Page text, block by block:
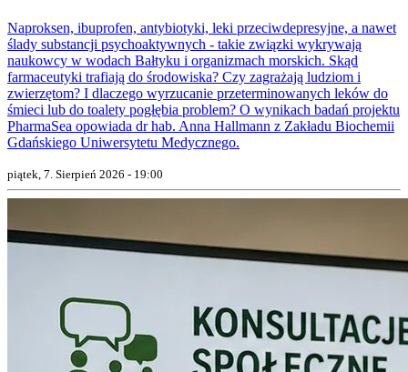
Naproksen, ibuprofen, antybiotyki, leki przeciwdepresyjne, a nawet
ślady substancji psychoaktywnych - takie związki wykrywają
naukowcy w wodach Bałtyku i organizmach morskich. Skąd
farmaceutyki trafiają do środowiska? Czy zagrażają ludziom i
zwierzętom? I dlaczego wyrzucanie przeterminowanych leków do
śmieci lub do toalety pogłębia problem? O wynikach badań projektu
PharmaSea opowiada dr hab. Anna Hallmann z Zakładu Biochemii
Gdańskiego Uniwersytetu Medycznego.
piątek, 7. Sierpień 2026 - 19:00